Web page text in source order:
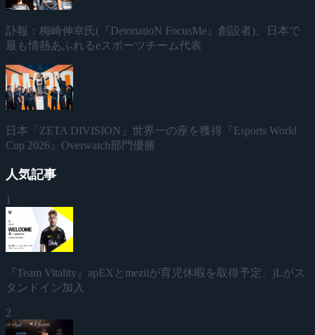
訃報：梅崎伸幸氏(『DetonatioN FocusMe』創設者)、日本で
最も情熱あふれるeスポーツチーム代表
日本「ZETA DIVISION」世界一の座を獲得『Esports World
Cup 2026』Overwatch部門優勝
人気記事
1
『Team Vitality』apEXとmeziiが育児休暇を取得予定、jLがス
タンドイン加入
2